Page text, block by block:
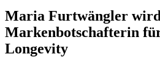
Maria Furtwängler wird
Markenbotschafterin
Longevity